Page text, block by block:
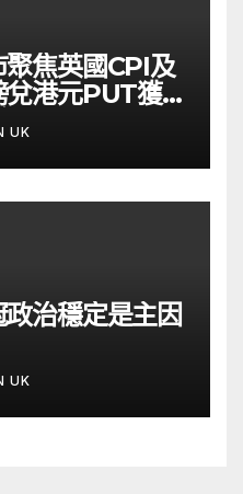
聚焦英國CPI及
港元PUT獲資
UK
治穩定是主因
UK